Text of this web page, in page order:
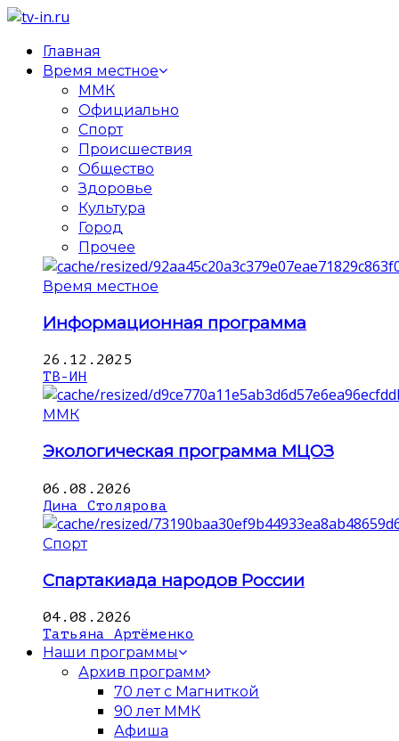
Главная
Время местное
ММК
Официально
Спорт
Происшествия
Общество
Здоровье
Культура
Город
Прочее
Время местное
Информационная программа
26.12.2025
ТВ-ИН
ММК
Экологическая программа МЦОЗ
06.08.2026
Дина Столярова
Спорт
Спартакиада народов России
04.08.2026
Татьяна Артёменко
Наши программы
Архив программ
70 лет с Магниткой
90 лет ММК
Афиша